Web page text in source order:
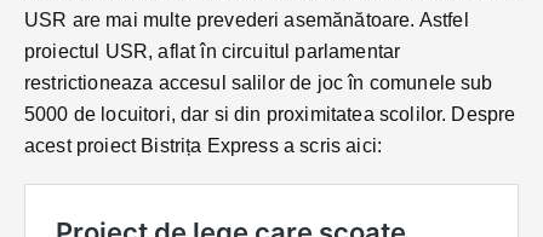
USR are mai multe prevederi asemănătoare. Astfel
proiectul USR, aflat în circuitul parlamentar
restrictioneaza accesul salilor de joc în comunele sub
5000 de locuitori, dar si din proximitatea scolilor. Despre
acest proiect Bistrița Express a scris aici: